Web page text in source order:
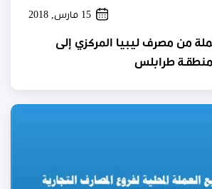
15 مارس, 2018
من مصرف ليبيا المركزي إلى
طرابلس